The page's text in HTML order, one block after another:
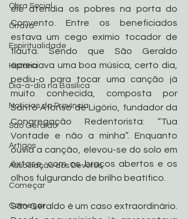
Obra Social
Oitava
Espiritualidade
História
Dia-a-dia na Basílica
Noticias da Província
São Geraldo
Artigos
Associação dos Devotos
Começar
Começar
ele atendia os pobres na porta do
Convento. Entre os beneficiados
estava um cego exímio tocador de
flauta. Sendo que São Geraldo
apreciava uma boa música, certo dia,
pediu-o para tocar uma canção já
muito conhecida, composta por
Santo Afonso de Ligório, fundador da
Congregação Redentorista: “Tua
Vontade e não a minha”. Enquanto
ouvia a canção, elevou-se do solo em
êxtase, com os braços abertos e os
olhos fulgurando de brilho beatífico.
São Geraldo é um caso extraordinário.